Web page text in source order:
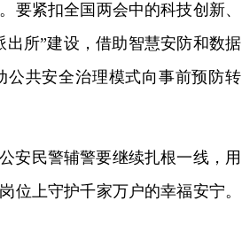
要紧扣全国两会中的科技创新、
所”建设，借助智慧安防和数据
共安全治理模式向事前预防转
安民警辅警要继续扎根一线，用
位上守护千家万户的幸福安宁。